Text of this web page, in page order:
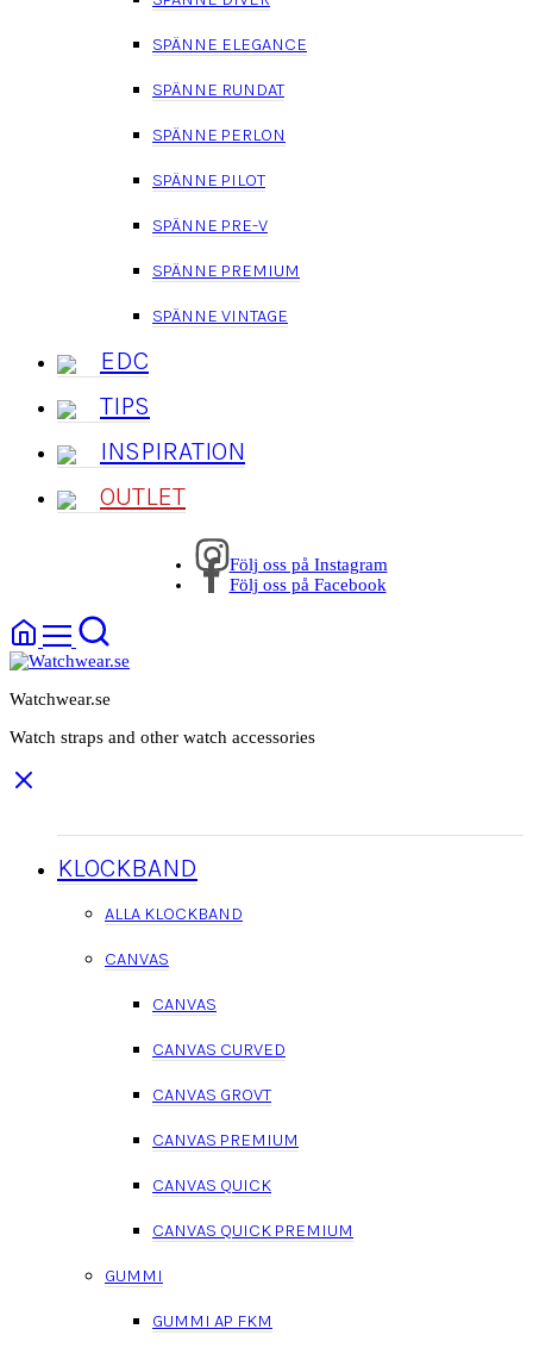
SPÄNNE ELEGANCE
SPÄNNE RUNDAT
SPÄNNE PERLON
SPÄNNE PILOT
SPÄNNE PRE-V
SPÄNNE PREMIUM
SPÄNNE VINTAGE
EDC
TIPS
INSPIRATION
OUTLET
Följ oss på Instagram
Följ oss på Facebook
Watchwear.se
Watch straps and other watch accessories
KLOCKBAND
ALLA KLOCKBAND
CANVAS
CANVAS
CANVAS CURVED
CANVAS GROVT
CANVAS PREMIUM
CANVAS QUICK
CANVAS QUICK PREMIUM
GUMMI
GUMMI AP FKM